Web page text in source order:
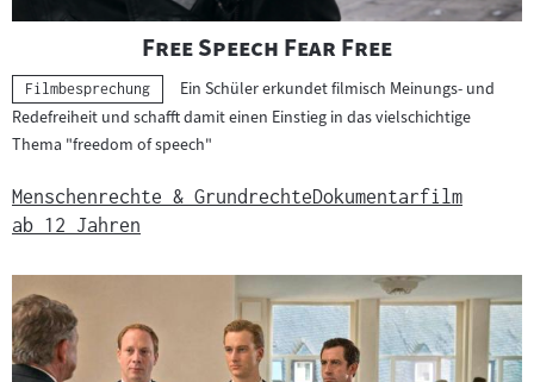
"
Free Speech Fear Free"
Kategorie:
Filmbesprechung
Ein Schüler erkundet filmisch Meinungs- und
Redefreiheit und schafft damit einen Einstieg in das vielschichtige
Thema "freedom of speech"
Menschenrechte & GrundrechteDokumentarfilm
ab 12 Jahren